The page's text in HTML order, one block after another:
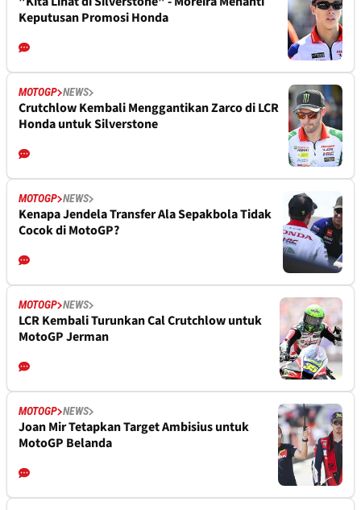
Keputusan Promosi Honda
MOTOGP NEWS
Crutchlow Kembali Menggantikan Zarco di LCR
Honda untuk Silverstone
MOTOGP NEWS
Kenapa Jendela Transfer Ala Sepakbola Tidak
Cocok di MotoGP?
MOTOGP NEWS
LCR Kembali Turunkan Cal Crutchlow untuk
MotoGP Jerman
MOTOGP NEWS
Joan Mir Tetapkan Target Ambisius untuk
MotoGP Belanda